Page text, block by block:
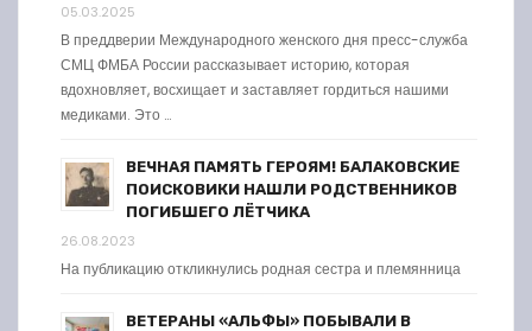
05.03.2025
В преддверии Международного женского дня пресс-служба
СМЦ ФМБА России рассказывает историю, которая
вдохновляет, восхищает и заставляет гордиться нашими
медиками. Это …
ВЕЧНАЯ ПАМЯТЬ ГЕРОЯМ! БАЛАКОВСКИЕ
ПОИСКОВИКИ НАШЛИ РОДСТВЕННИКОВ
ПОГИБШЕГО ЛЁТЧИКА
26.08.2023
На публикацию откликнулись родная сестра и племянница
ВЕТЕРАНЫ «АЛЬФЫ» ПОБЫВАЛИ В